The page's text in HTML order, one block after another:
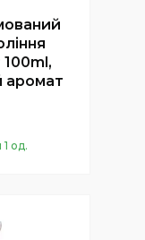
аромат
од.